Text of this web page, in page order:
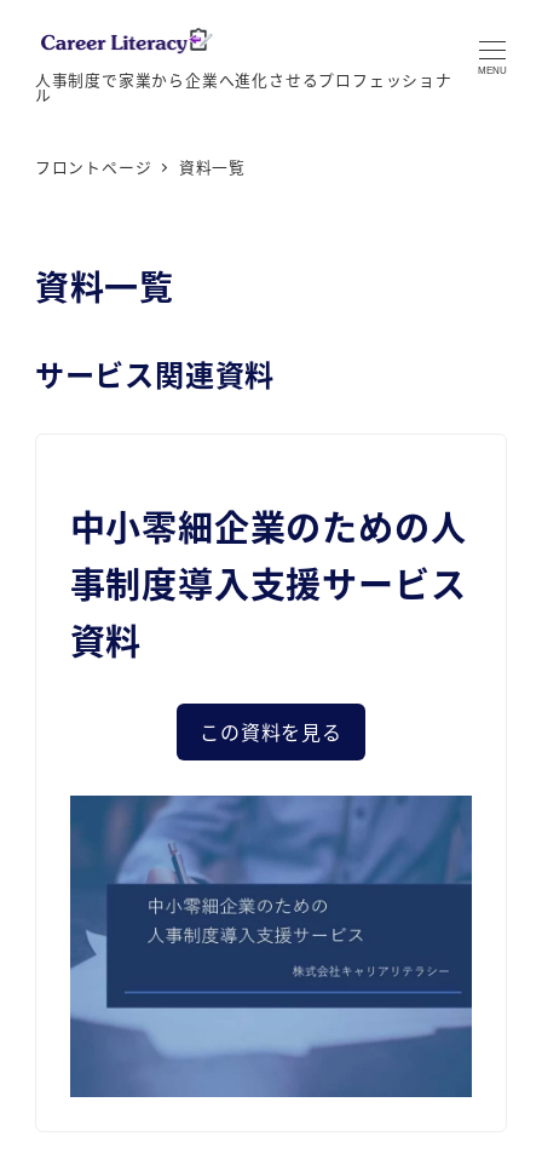
人事制度で家業から企業へ進化させるプロフェッショナ
ル
MENU
フロントページ 資料一覧
資料一覧
サービス関連資料
中小零細企業のための人
事制度導入支援サービス
資料
この資料を見る